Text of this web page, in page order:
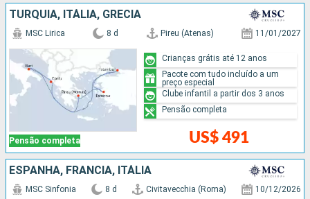
TURQUIA, ITÁLIA, GRÉCIA
Pensão completa
MSC Lirica 8 d Pireu (Atenas) 11/01/2027
US$ 491
Crianças grátis até 12 anos
Pacote com tudo incluído a um
preço especial
Clube infantil a partir dos 3 anos
Pensão completa
ESPANHA, FRANCIA, ITÁLIA
MSC Sinfonia 8 d Civitavecchia (Roma) 10/12/2026